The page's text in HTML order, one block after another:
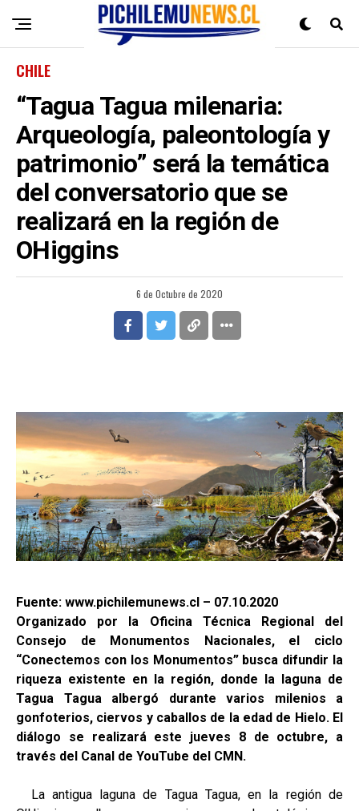
CHILE
“Tagua Tagua milenaria:
Arqueología, paleontología y
patrimonio” será la temática
del conversatorio que se
realizará en la región de
OHiggins
6 de Octubre de 2020
Fuente: www.pichilemunews.cl – 07.10.2020
Organizado por la Oficina Técnica Regional del
Consejo de Monumentos Nacionales, el ciclo
“Conectemos con los Monumentos” busca difundir la
riqueza existente en la región, donde la laguna de
Tagua Tagua albergó durante varios milenios a
gonfoterios, ciervos y caballos de la edad de Hielo. El
diálogo se realizará este jueves 8 de octubre, a
través del Canal de YouTube del CMN.
La antigua laguna de Tagua Tagua, en la región de